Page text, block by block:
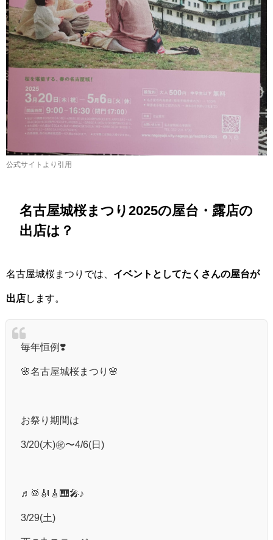
公式サイトより引用
名古屋城桜まつり2025の屋台・露店の
出店は？
名古屋城桜まつりでは、 イベントとしてたくさんの屋台が
出店します。
毎年恒例❣️
🌸名古屋城桜まつり🌸
お祭り期間は
3/20(木)㊗️〜4/6(日)
♬🥁🎻🎸🎹🎤♪
3/29(土)